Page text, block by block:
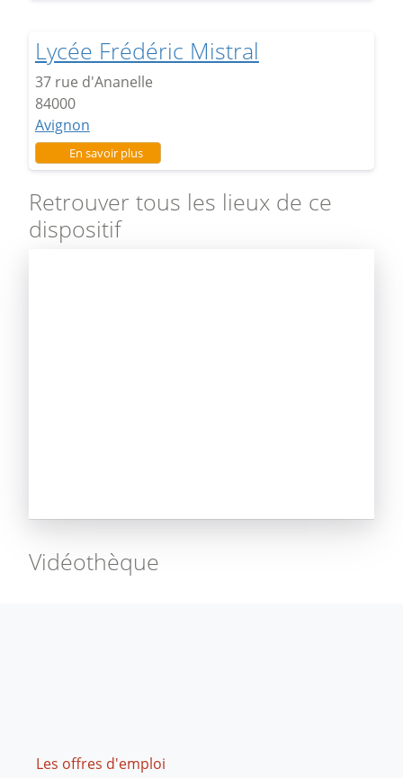
Lycée Frédéric Mistral
37 rue d'Ananelle
84000
Avignon
En savoir plussur Lycée Frédéric Mistral
Retrouver tous les lieux de ce
dispositif
Vidéothèque
Footer
Les offres d'emploi